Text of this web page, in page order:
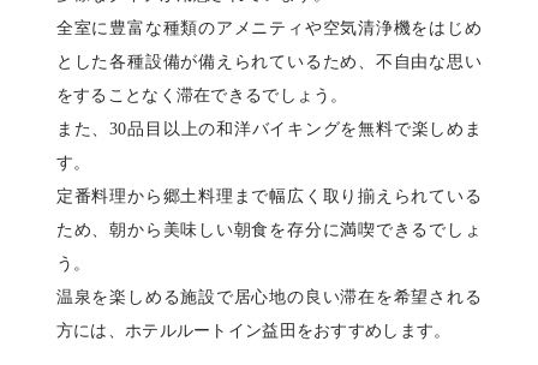
全室に豊富な種類のアメニティや空気清浄機をはじめ
とした各種設備が備えられているため、不自由な思い
をすることなく滞在できるでしょう。
また、30品目以上の和洋バイキングを無料で楽しめま
す。
定番料理から郷土料理まで幅広く取り揃えられている
ため、朝から美味しい朝食を存分に満喫できるでしょ
う。
温泉を楽しめる施設で居心地の良い滞在を希望される
方には、ホテルルートイン益田をおすすめします。